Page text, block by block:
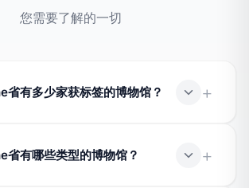
您需要了解的一切
有多少家获标签的博物馆？
物馆，分布在不同的地区乡镇。
有哪些类型的博物馆？